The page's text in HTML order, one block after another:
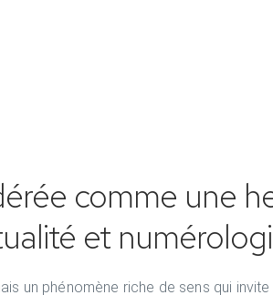
comme une
et
un phénomène riche de sens qui invite